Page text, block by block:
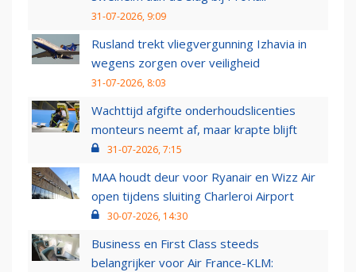
31-07-2026, 9:09
Rusland trekt vliegvergunning Izhavia in
wegens zorgen over veiligheid
31-07-2026, 8:03
Wachttijd afgifte onderhoudslicenties
monteurs neemt af, maar krapte blijft
31-07-2026, 7:15
MAA houdt deur voor Ryanair en Wizz Air
open tijdens sluiting Charleroi Airport
30-07-2026, 14:30
Business en First Class steeds
belangrijker voor Air France-KLM: